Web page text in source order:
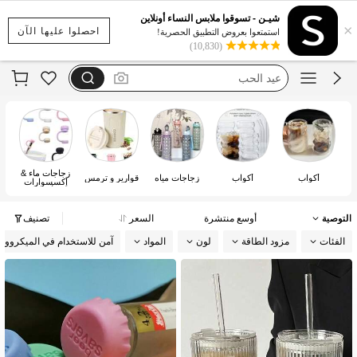
احصلوا عليها الآن ×
شيـن - تسوقوا ملابس النساء أونلاين
استمتعوا بعروض التطبيق الحصرية!
(10,830)
مجموعه
عيد الحب
mama
هدايا للرجال
أكواب أكواب زجاجات مياه قوارير و ترمس
زجاجات ماء &
إكسسوارات
التوصية أوسع منتشرة السعر تصنيف
الفئات مزود الطاقة لون المواد آمن للاستخدام في